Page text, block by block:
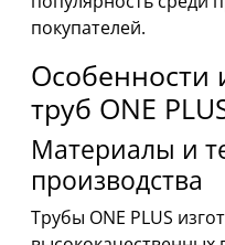
покупателей.
Особенности
труб ONE
Материалы и
производства
Трубы ONE PLUS